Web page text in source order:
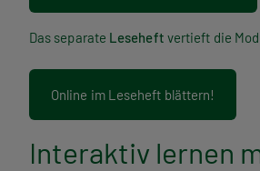
Das separate Leseheft vertieft die
Online im Leseheft blättern!
Interaktiv lernen